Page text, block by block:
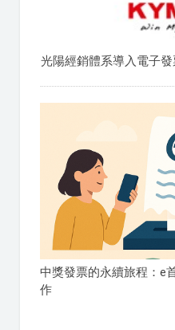
光陽經銷體系導入電子發
中獎發票的永續旅程：e
作